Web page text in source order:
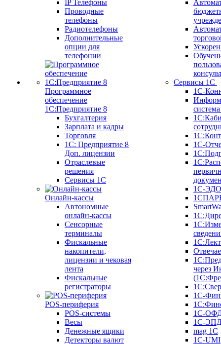
IP Телефоны
Проводные
телефоны
Радиотелефоны
Дополнительные
опции для
телефонии
Программное
обеспечение
1С:Предприятие 8
Бухгалтерия
Зарплата и кадры
Торговля
1C: Предприятие 8
Доп. лицензии
Отраслевые
решения
Сервисы 1С
Онлайн-кассы
Автономные
онлайн-кассы
Сенсорные
терминалы
Фискальные
накопители,
лицензии и чековая
лента
Фискальные
регистраторы
POS-периферия
POS-системы
Весы
Денежные ящики
Детекторы валют
Сервисы 1С
1С-
1С-
1С-ЭДО
через
1С-
1С-
1С-
mag 1C
1C-UMI